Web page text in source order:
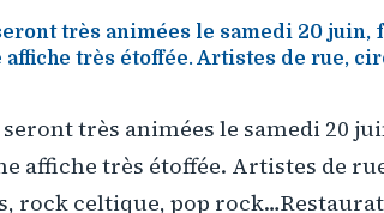
très animées le samedi 20 juin,
très étoffée. Artistes de rue,
très animées le samedi 20
affiche très étoffée. Artistes de
rock celtique, pop